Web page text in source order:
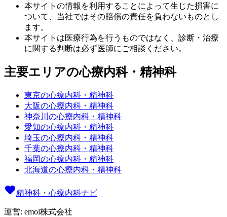
本サイトの情報を利用することによって生じた損害に
ついて、当社ではその賠償の責任を負わないものとし
ます。
本サイトは医療行為を行うものではなく、診断・治療
に関する判断は必ず医師にご相談ください。
主要エリアの心療内科・精神科
東京の心療内科・精神科
大阪の心療内科・精神科
神奈川の心療内科・精神科
愛知の心療内科・精神科
埼玉の心療内科・精神科
千葉の心療内科・精神科
福岡の心療内科・精神科
北海道の心療内科・精神科
精神科・心療内科ナビ
運営: emol株式会社